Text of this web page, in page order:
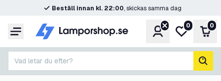
Beställ innan kl. 22:00, skickas samma dag
Meny KontoMin0 0
Vad letar du efter?
sök